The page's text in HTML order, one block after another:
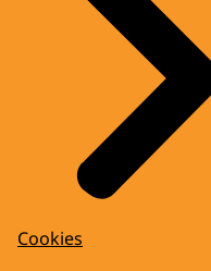
Cookies